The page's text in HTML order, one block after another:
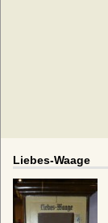
Liebes-Waage